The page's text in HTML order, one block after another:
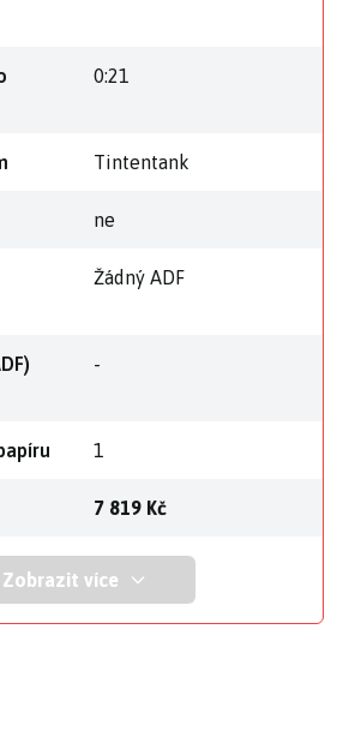
0:21
Tintentank
ne
Žádný ADF
-
1
7 819 Kč
Zobrazit více